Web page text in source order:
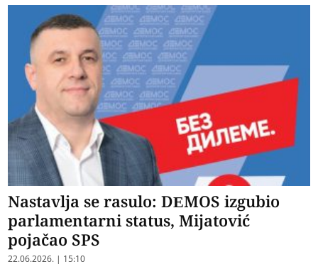
Nastavlja se rasulo: DEMOS izgubio
parlamentarni status, Mijatović
pojačao SPS
22.06.2026. | 15:10